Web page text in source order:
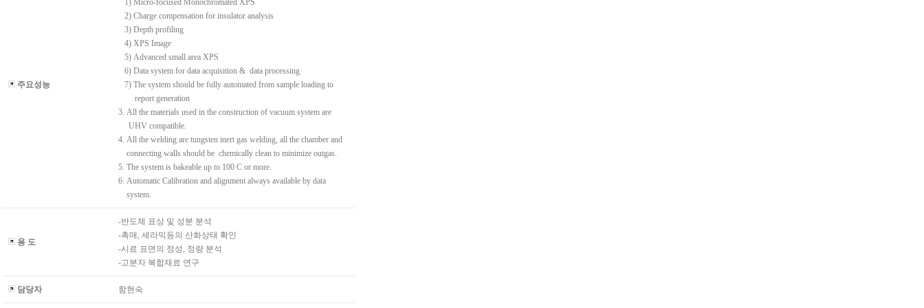
주요성능
1) Micro-focused Monochromated XPS
2) Charge compensation for insulator analysis
3) Depth profiling
4) XPS Image
5) Advanced small area XPS
6) Data system for data acquisition & data processing
7) The system should be fully automated from sample loading to
report generation
3. All the materials used in the construction of vacuum system are
UHV compatible.
4. All the welding are tungsten inert gas welding, all the chamber and
connecting walls should be chemically clean to minimize outgas.
5. The system is bakeable up to 100 C or more.
6. Automatic Calibration and alignment always available by data
system.
용 도
-반도체 표상 및 성분 분석
-촉매, 세라믹등의 산화상태 확인
-시료 표면의 정성, 정량 분석
-고분자 복합재료 연구
담당자 함현숙